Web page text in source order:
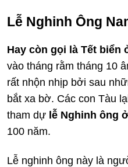
Lễ Nghinh Ông
Hay còn gọi là Tết biển
vào tháng rằm tháng 10
rất nhộn nhịp bởi sau
bắt xa bờ. Các con Tàu
tham dự lễ Nghinh ông
100 năm.
Lễ nghinh ông này là